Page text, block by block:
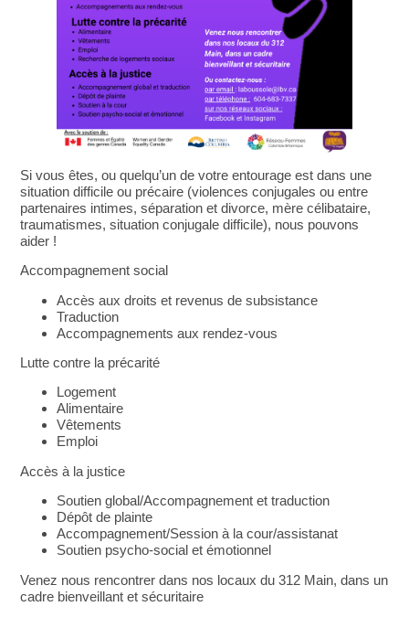
Si vous êtes, ou quelqu’un de votre entourage est dans une
situation difficile ou précaire (violences conjugales ou entre
partenaires intimes, séparation et divorce, mère célibataire,
traumatismes, situation conjugale difficile), nous pouvons
aider !
Accompagnement social
Accès aux droits et revenus de subsistance
Traduction
Accompagnements aux rendez-vous
Lutte contre la précarité
Logement
Alimentaire
Vêtements
Emploi
Accès à la justice
Soutien global/Accompagnement et traduction
Dépôt de plainte
Accompagnement/Session à la cour/assistanat
Soutien psycho-social et émotionnel
Venez nous rencontrer dans nos locaux du 312 Main, dans un
cadre bienveillant et sécuritaire